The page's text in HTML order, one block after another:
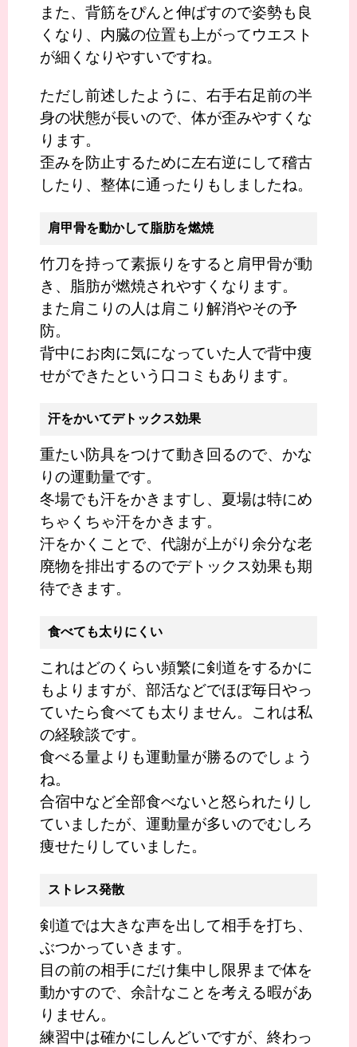
また、背筋をぴんと伸ばすので姿勢も良
くなり、内臓の位置も上がってウエスト
が細くなりやすいですね。
ただし前述したように、右手右足前の半
身の状態が長いので、体が歪みやすくな
ります。
歪みを防止するために左右逆にして稽古
したり、整体に通ったりもしましたね。
肩甲骨を動かして脂肪を燃焼
竹刀を持って素振りをすると肩甲骨が動
き、脂肪が燃焼されやすくなります。
また肩こりの人は肩こり解消やその予
防。
背中にお肉に気になっていた人で背中痩
せができたという口コミもあります。
汗をかいてデトックス効果
重たい防具をつけて動き回るので、かな
りの運動量です。
冬場でも汗をかきますし、夏場は特にめ
ちゃくちゃ汗をかきます。
汗をかくことで、代謝が上がり余分な老
廃物を排出するのでデトックス効果も期
待できます。
食べても太りにくい
これはどのくらい頻繁に剣道をするかに
もよりますが、部活などでほぼ毎日やっ
ていたら食べても太りません。これは私
の経験談です。
食べる量よりも運動量が勝るのでしょう
ね。
合宿中など全部食べないと怒られたりし
ていましたが、運動量が多いのでむしろ
痩せたりしていました。
ストレス発散
剣道では大きな声を出して相手を打ち、
ぶつかっていきます。
目の前の相手にだけ集中し限界まで体を
動かすので、余計なことを考える暇があ
りません。
練習中は確かにしんどいですが、終わっ